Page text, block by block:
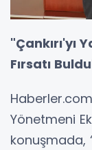
"Çankırı'yı
Fırsatı
Yönetmeni
konuşmada,